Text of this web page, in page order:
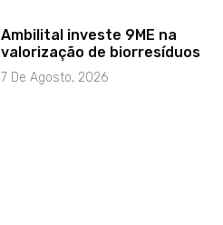
Ambilital investe 9ME na
valorização de biorresíduos
7 De Agosto, 2026